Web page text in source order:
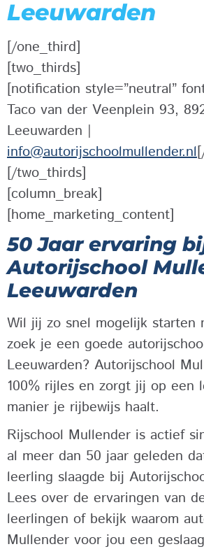
Leeuwarden
[/one_third]
[two_thirds]
[notification style=”neutral”
Taco van der Veenplein 93,
Leeuwarden |
info@autorijschoolmullender.nl
[/two_thirds]
[column_break]
[home_marketing_content]
50 Jaar ervaring
Autorijschool
Leeuwarden
Wil jij zo snel mogelijk starten
zoek je een goede
Leeuwarden? Autorijschool
100% rijles en zorgt jij op een
manier je rijbewijs haalt.
Rijschool Mullender is actief
al meer dan 50 jaar geleden
leerling slaagde bij
Lees over de ervaringen van
leerlingen of bekijk waarom
Mullender voor jou een